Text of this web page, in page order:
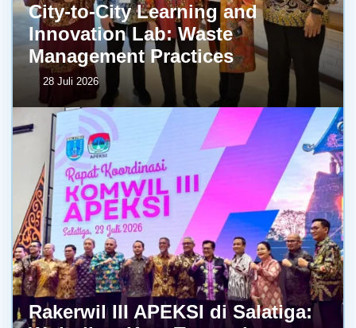
City-to-City Learning and
Innovation Lab: Waste
Management Practices
28 Juli 2026
Rakerwil III APEKSI di Salatiga: